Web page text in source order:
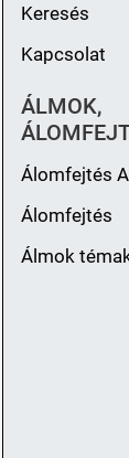
Keresés
Kapcsolat
ÁLMOK,
Álomfejtés
Álomfejtés
Álmok